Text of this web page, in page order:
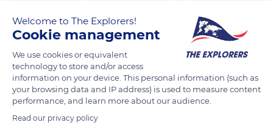
tiene un caudal más que resperable. La altura de la caída del
agua hace que esta se pulverice, creando bellos efectos
ópticos.
READ MORE TRANSLATE
Welcome to The Explorers!
Cookie management
We use cookies or equivalent
technology to store and/or access
information on your device. This personal information (such as
your browsing data and IP address) is used to measure content
performance, and learn more about our audience.
Read our privacy policy